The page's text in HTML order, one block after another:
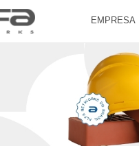
EMPRESA